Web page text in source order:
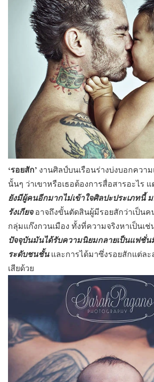
‘รอยสัก’ งานศิลป์บนเรือนร่างบ่งบอกควา
นั้นๆ ว่าเขาหรือเธอต้องการสื่อสารอะไร แ
ยังมีผู้คนอีกมากไม่เข้าใจศิลปะประเภทนี้ ม
รังเกียจอาจถึงขั้นตัดสินผู้มีรอยสักว่าเป็นค
กลุ่มแก๊งกวนเมือง ทั้งที่ความจริงหาเป็นเ
ปัจจุบันมันได้รับความนิยมกลายเป็นแฟชั่น
ระดับชนชั้นและการได้มาซึ่งรอยสักแต่ละ
เสียด้วย